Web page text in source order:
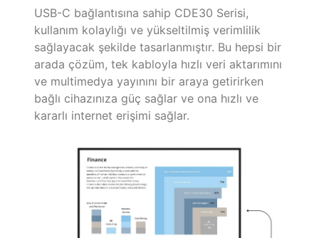
​USB-C bağlantısına sahip CDE30 Serisi,
kullanım kolaylığı ve yükseltilmiş verimlilik
sağlayacak şekilde tasarlanmıştır. Bu hepsi bir
arada çözüm, tek kabloyla hızlı veri aktarımını
ve multimedya yayınını bir araya getirirken
bağlı cihazınıza güç sağlar ve ona hızlı ve
kararlı internet erişimi sağlar.​